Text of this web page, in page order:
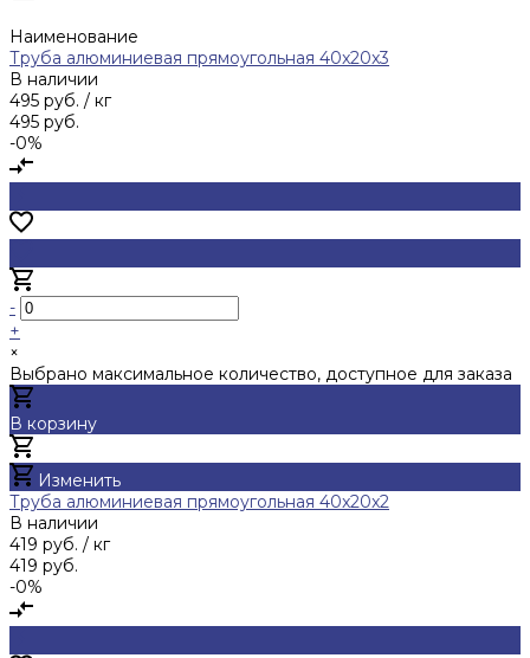
Наименование
Труба алюминиевая прямоугольная 40x20x3
В наличии
495 руб. / кг
495 руб.
-0%
-
+
×
Выбрано максимальное количество, доступное для заказа
В корзину
Изменить
Труба алюминиевая прямоугольная 40x20x2
В наличии
419 руб. / кг
419 руб.
-0%